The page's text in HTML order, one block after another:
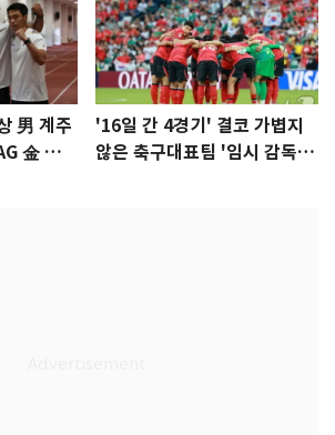
男 계주
金 따겠
'16일 간 4경기' 결코 가볍지
않은 축구대표팀 '임시 감독'